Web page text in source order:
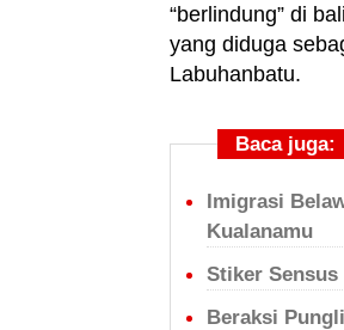
“berlindung” di
yang diduga
Labuhanbatu.
Baca juga:
Imigrasi
Kualanamu
Stiker Sensus
Beraksi